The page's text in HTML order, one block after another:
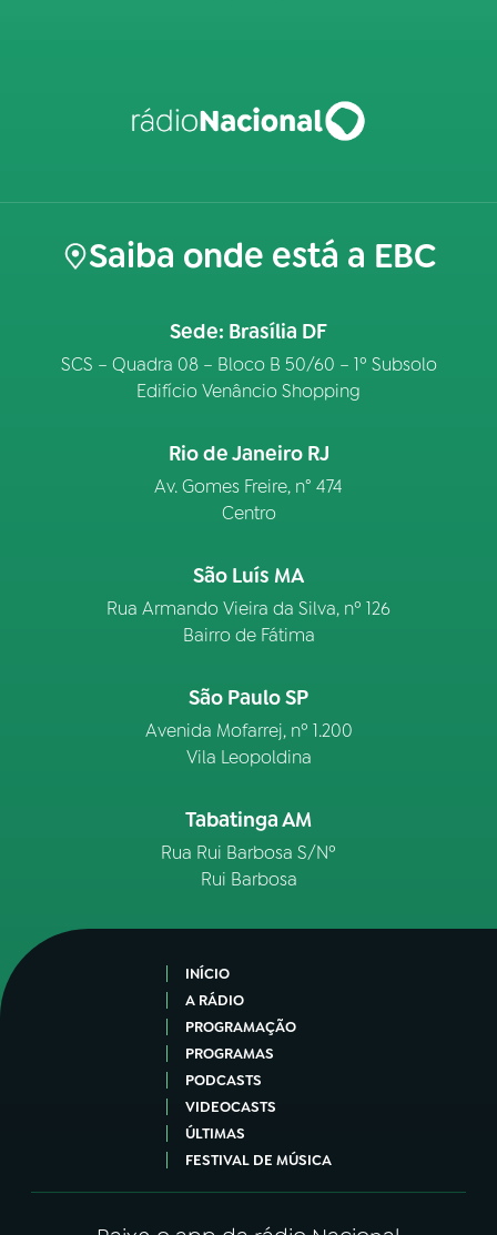
Saiba onde está a EBC
Sede: Brasília DF
SCS – Quadra 08 – Bloco B 50/60 – 1º Subsolo
Edifício Venâncio Shopping
Rio de Janeiro RJ
Av. Gomes Freire, n° 474
Centro
São Luís MA
Rua Armando Vieira da Silva, nº 126
Bairro de Fátima
São Paulo SP
Avenida Mofarrej, nº 1.200
Vila Leopoldina
Tabatinga AM
Rua Rui Barbosa S/Nº
Rui Barbosa
INÍCIO
A RÁDIO
PROGRAMAÇÃO
PROGRAMAS
PODCASTS
VIDEOCASTS
ÚLTIMAS
FESTIVAL DE MÚSICA